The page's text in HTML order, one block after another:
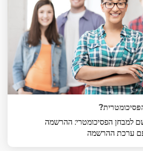
למבחן הפסיכומטרי: ההרשמה
ערכת ההרשמה